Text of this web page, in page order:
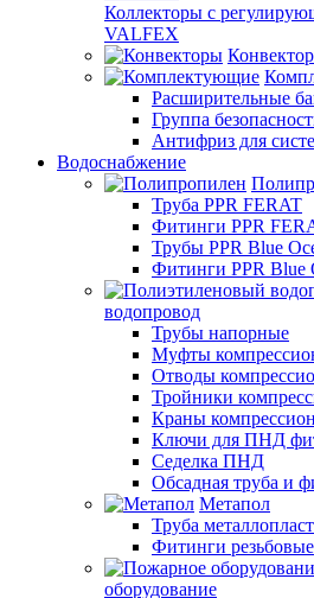
Коллекторы с
VALFEX
Расширительные
Группа
Антифриз для
Водоснабжение
Труба PPR FERAT
Фитинги PPR
Трубы PPR Blue
Фитинги PPR Blue
водопровод
Трубы напорные
Муфты
Отводы
Тройники
Краны
Ключи для ПНД
Седелка ПНД
Обсадная труба и
Метапол
Труба
Фитинги резьбовые
оборудование